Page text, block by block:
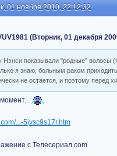
01 ноября 2010, 22:12:32
(Вторник, 01 декабря
Нэнси показывали "родные" волосы
я знаю, больным раком
не остается, и поэтому перед
...-5jvsc9s17r.htm